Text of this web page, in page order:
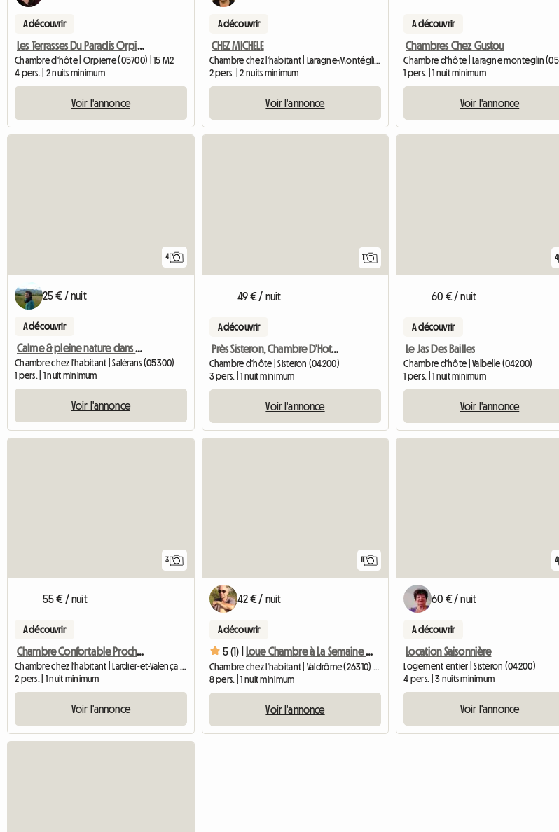
A découvrir
Les Terrasses Du Paradis Orpierre B And B
Chambre d'hôte | Orpierre (05700) | 15 M2
4 pers. | 2 nuits minimum
Voir l'annonce
A découvrir
CHEZ MICHELE
Chambre chez l'habitant | Laragne-Montéglin (05300) | 24 M2
2 pers. | 2 nuits minimum
Voir l'annonce
A découvrir
Chambres Chez Gustou
1 pers. | 1 nuit minimum
Voir l'annonce
4
25 € / nuit
A découvrir
Calme & pleine nature dans maison écologique
Chambre chez l'habitant | Salérans (05300)
1 pers. | 1 nuit minimum
Voir l'annonce
1
49 € / nuit
A découvrir
Près Sisteron, Chambre D'Hotes Au Calme
Chambre d'hôte | Sisteron (04200)
3 pers. | 1 nuit minimum
Voir l'annonce
4
60 € / nuit
A découvrir
Le Jas Des Bailles
Chambre d'hôte | Valbelle (04200)
1 pers. | 1 nuit minimum
Voir l'annonce
3
55 € / nuit
A découvrir
Chambre Confortable Proche Aérodrome Gap
Chambre chez l'habitant | Lardier-et-Valença (05110)
2 pers. | 1 nuit minimum
Voir l'annonce
11
42 € / nuit
A découvrir
5 (1) | Loue Chambre à La Semaine Ou Au Mois Dans Endroit Très Calme
Chambre chez l'habitant | Valdrôme (26310) | 15 M2
8 pers. | 1 nuit minimum
Voir l'annonce
4
60 € / nuit
A découvrir
Location Saisonnière
Logement entier | Sisteron (04200)
4 pers. | 3 nuits minimum
Voir l'annonce